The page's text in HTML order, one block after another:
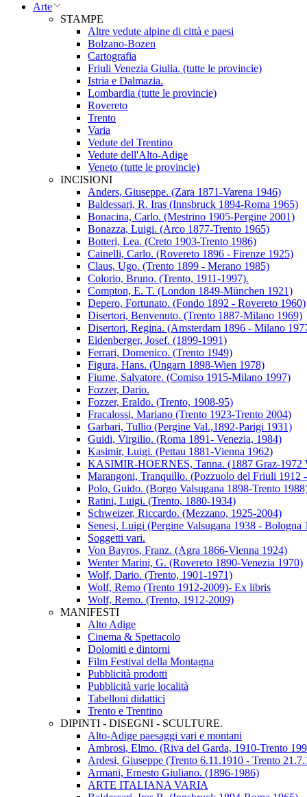
Arte
STAMPE
Altre vedute alpine di città e paesi
Bolzano-Bozen
Cartografia
Friuli Venezia Giulia. (tutte le provincie)
Istria e Dalmazia.
Lombardia (tutte le provincie)
Rovereto
Trento
Varia
Vedute del Trentino
Vedute dell'Alto-Adige
Veneto (tutte le provincie)
INCISIONI
Anders, Giuseppe. (Zara 1871-Varena 1946)
Baldessari, R. Iras (Innsbruck 1894-Roma 1965)
Bonacina, Carlo. (Mestrino 1905-Pergine 2001)
Bonazza, Luigi. (Arco 1877-Trento 1965)
Botteri, Lea. (Creto 1903-Trento 1986)
Cainelli, Carlo. (Rovereto 1896 - Firenze 1925)
Claus, Ugo. (Trento 1899 - Merano 1985)
Colorio, Bruno. (Trento, 1911-1997).
Compton, E. T. (London 1849-München 1921)
Depero, Fortunato. (Fondo 1892 - Rovereto 1960)
Disertori, Benvenuto. (Trento 1887-Milano 1969)
Disertori, Regina. (Amsterdam 1896 - Milano
Eidenberger, Josef. (1899-1991)
Ferrari, Domenico. (Trento 1949)
Figura, Hans. (Ungarn 1898-Wien 1978)
Fiume, Salvatore. (Comiso 1915-Milano 1997)
Fozzer, Dario.
Fozzer, Eraldo. (Trento, 1908-95)
Fracalossi, Mariano (Trento 1923-Trento 2004)
Garbari, Tullio (Pergine Val.,1892-Parigi 1931)
Guidi, Virgilio. (Roma 1891- Venezia, 1984)
Kasimir, Luigi. (Pettau 1881-Vienna 1962)
KASIMIR-HOERNES, Tanna. (1887 Graz-1972
Marangoni, Tranquillo. (Pozzuolo del Friuli 1912
Polo, Guido. (Borgo Valsugana 1898-Trento
Ratini, Luigi. (Trento, 1880-1934)
Schweizer, Riccardo. (Mezzano, 1925-2004)
Senesi, Luigi (Pergine Valsugana 1938 - Bologna
Soggetti vari.
Von Bayros, Franz. (Agra 1866-Vienna 1924)
Wenter Marini, G. (Rovereto 1890-Venezia 1970)
Wolf, Dario. (Trento, 1901-1971)
Wolf, Remo (Trento 1912-2009)- Ex libris
Wolf, Remo. (Trento, 1912-2009)
MANIFESTI
Alto Adige
Cinema & Spettacolo
Dolomiti e dintorni
Film Festival della Montagna
Pubblicità prodotti
Pubblicità varie località
Tabelloni didattici
Trento e Trentino
DIPINTI - DISEGNI - SCULTURE.
Alto-Adige paesaggi vari e montani
Ambrosi, Elmo. (Riva del Garda, 1910-Trento
Ardesi, Giuseppe (Trento 6.11.1910 - Trento
Armani, Ernesto Giuliano. (1896-1986)
ARTE ITALIANA VARIA